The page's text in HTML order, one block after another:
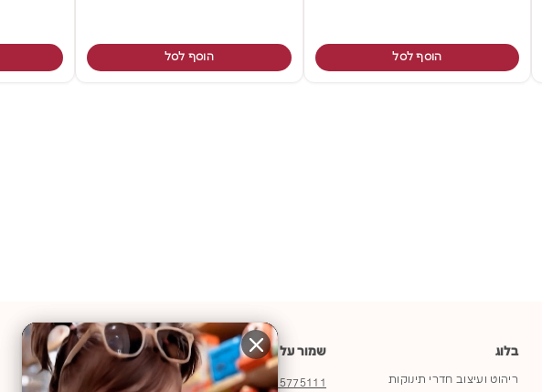
הוסף לסל הוסף לסל
בלוג
ריהוט ועיצוב חדרי תינוקות
שמור על קשר
03-5775111